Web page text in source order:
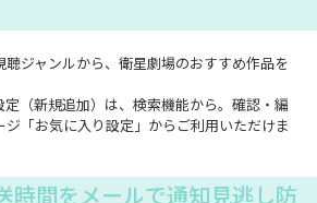
ジャンルから、衛星劇場のおすすめ作品を
（新規追加）は、検索機能から。確認・編
「お気に入り設定」からご利用いただけま
時間をメールで通知見逃し防